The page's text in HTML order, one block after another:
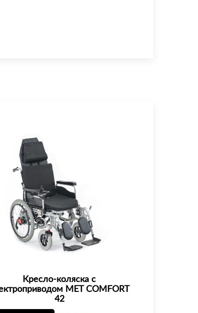
Кресло-коляска с
MET COMFORT
42